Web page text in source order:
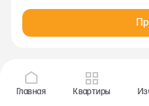
Главная Квартиры